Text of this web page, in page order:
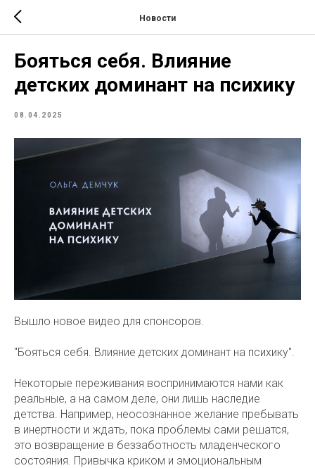
Новости
Бояться себя. Влияние
детских доминант на психику
08.04.2025
Вышло новое видео для спонсоров.
"Бояться себя. Влияние детских доминант на психику".
Некоторые переживания воспринимаются нами как
реальные, а на самом деле, они лишь наследие
детства. Например, неосознанное желание пребывать
в инертности и ждать, пока проблемы сами решатся,
это возвращение в беззаботность младенческого
состояния. Привычка криком и эмоциональным